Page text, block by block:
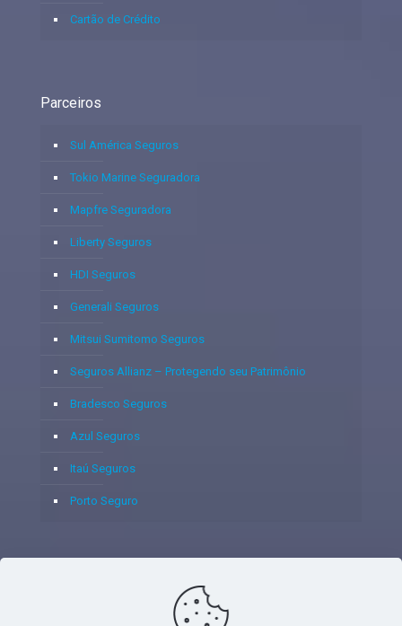
Cartão de Crédito
Parceiros
Sul América Seguros
Tokio Marine Seguradora
Mapfre Seguradora
Liberty Seguros
HDI Seguros
Generali Seguros
Mitsui Sumitomo Seguros
Seguros Allianz – Protegendo seu Patrimônio
Bradesco Seguros
Azul Seguros
Itaú Seguros
Porto Seguro
© 2020 - Yoshie & Maia Corretora de Seguros Ltda - CNPJ: